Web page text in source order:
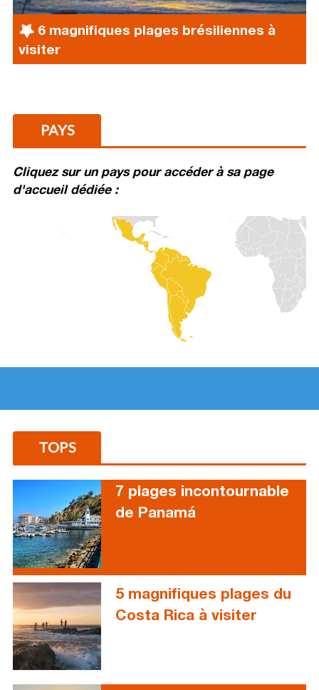
6 magnifiques plages brésiliennes à
visiter
PAYS
Cliquez sur un pays pour accéder à sa page
d'accueil dédiée :
TOPS
7 plages incontournable
de Panamá
5 magnifiques plages du
Costa Rica à visiter